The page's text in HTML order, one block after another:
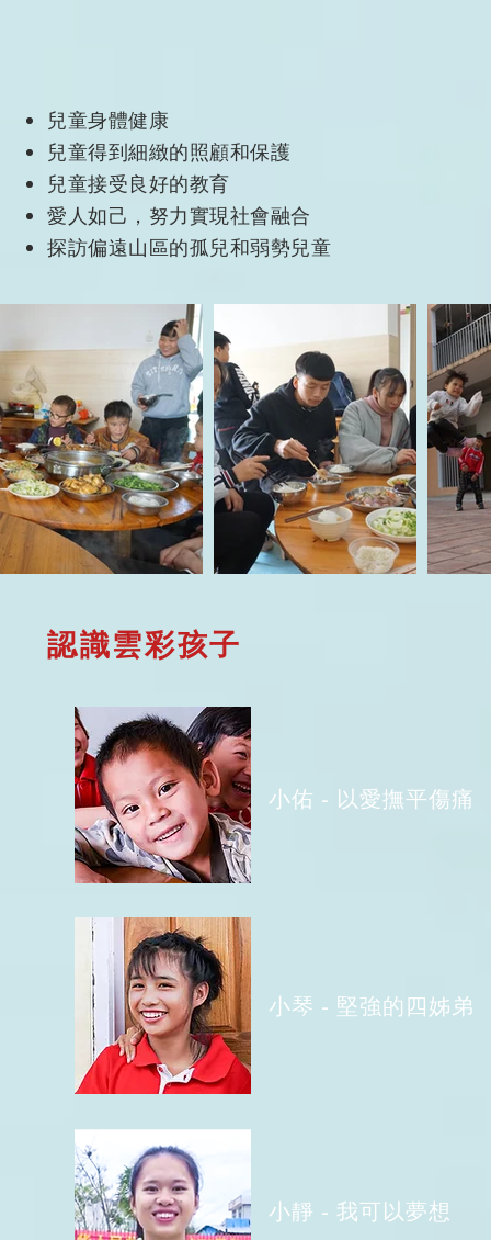
兒童身體健康
兒童得到細緻的照顧和保護
兒童接受良好的教育
愛人如己，努力實現社會融合
探訪偏遠山區的孤兒和弱勢兒童
認識雲彩孩子
小佑 - 以愛撫平傷痛
小琴 - 堅強的四姊弟
小靜 - 我可以夢想